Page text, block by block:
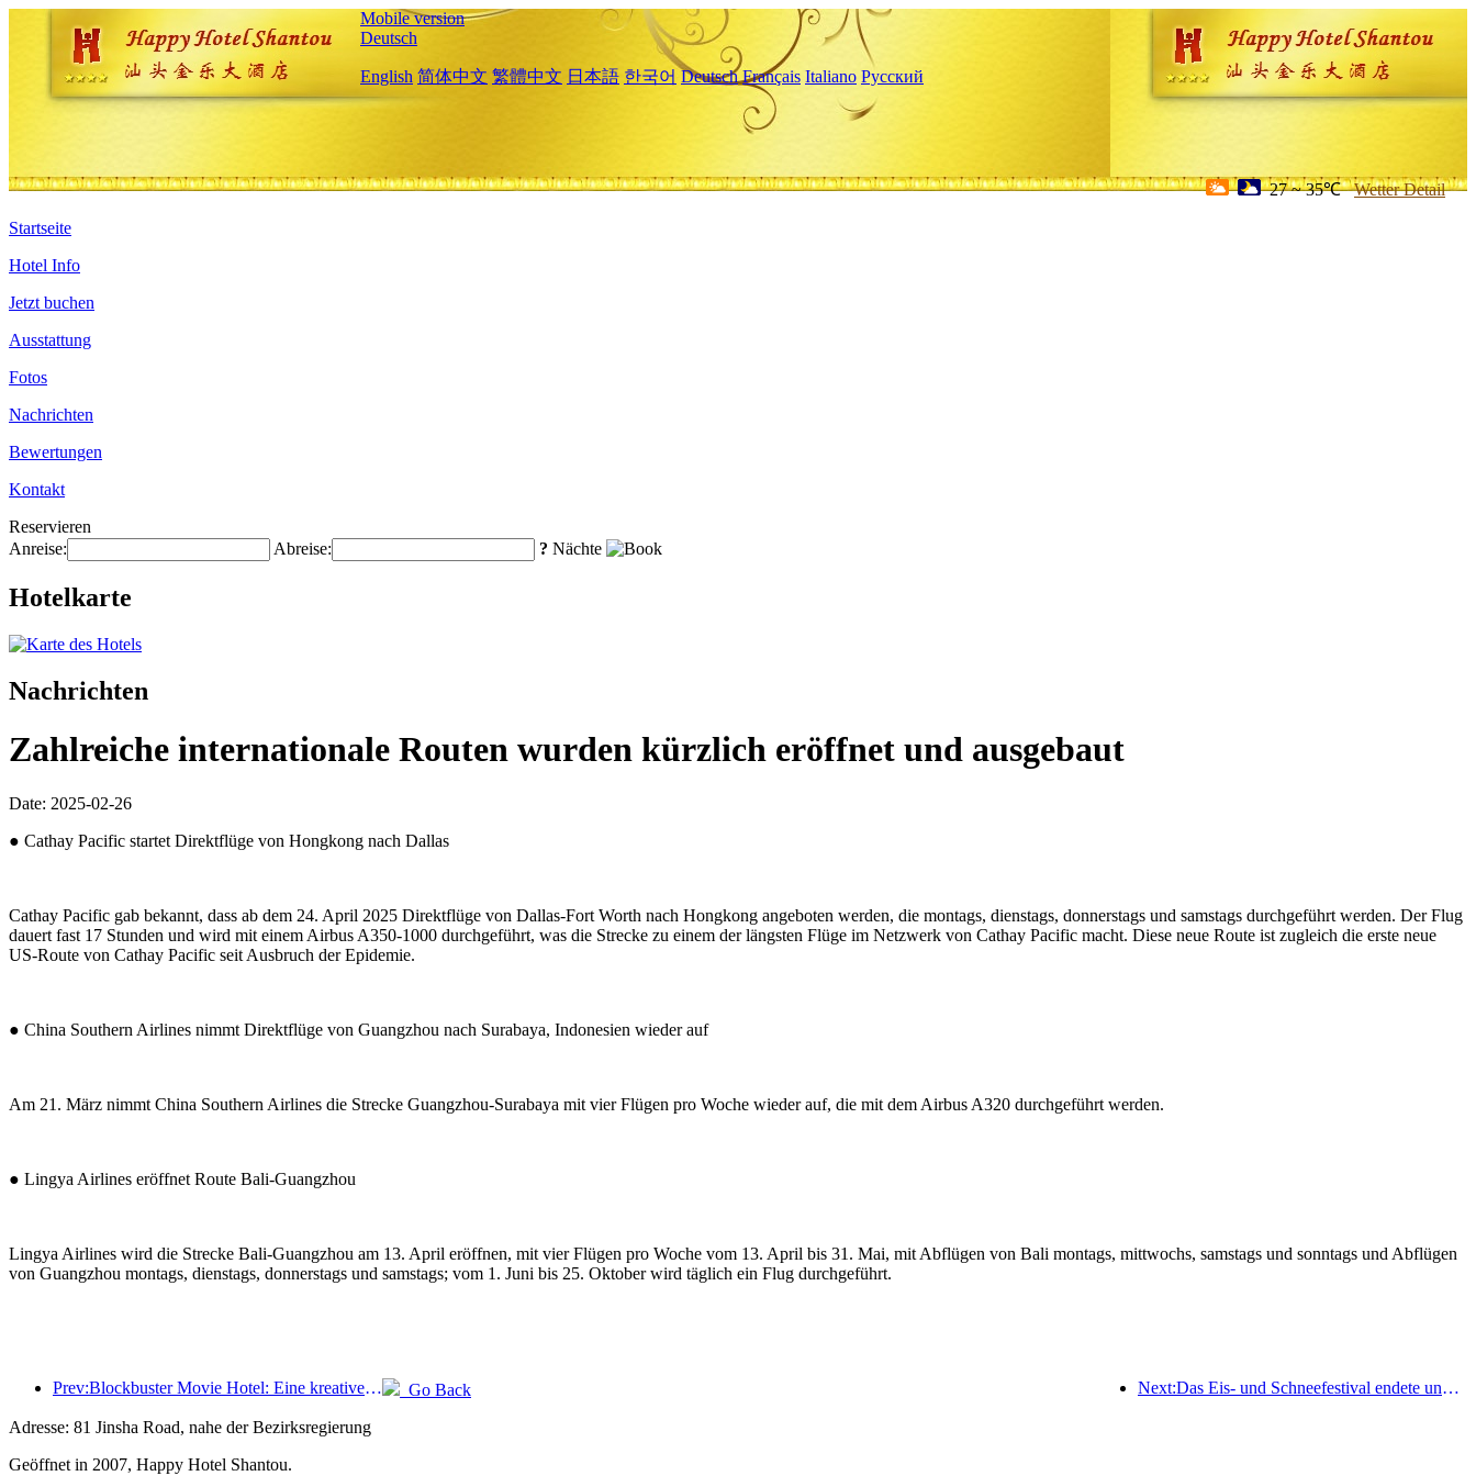
Mobile version
Deutsch
English 简体中文 繁體中文 日本語 한국어 Deutsch Français Italiano Русский
27 ~ 35℃ Wetter Detail
Startseite
Hotel Info
Jetzt buchen
Ausstattung
Fotos
Nachrichten
Bewertungen
Kontakt
Reservieren
Anreise:
Abreise: ? Nächte
Hotelkarte
Nachrichten
Zahlreiche internationale Routen wurden kürzlich eröffnet und ausgebaut
Date: 2025-02-26
● Cathay Pacific startet Direktflüge von Hongkong nach Dallas
Cathay Pacific gab bekannt, dass ab dem 24. April 2025 Direktflüge von Dallas-Fort Worth nach Hongkong angeboten werden, die montags, dienstags, donnerstags und samstags durchgeführt werden. Der Flug
dauert fast 17 Stunden und wird mit einem Airbus A350-1000 durchgeführt, was die Strecke zu einem der längsten Flüge im Netzwerk von Cathay Pacific macht. Diese neue Route ist zugleich die erste neue
US-Route von Cathay Pacific seit Ausbruch der Epidemie.
● China Southern Airlines nimmt Direktflüge von Guangzhou nach Surabaya, Indonesien wieder auf
Am 21. März nimmt China Southern Airlines die Strecke Guangzhou-Surabaya mit vier Flügen pro Woche wieder auf, die mit dem Airbus A320 durchgeführt werden.
● Lingya Airlines eröffnet Route Bali-Guangzhou
Lingya Airlines wird die Strecke Bali-Guangzhou am 13. April eröffnen, mit vier Flügen pro Woche vom 13. April bis 31. Mai, mit Abflügen von Bali montags, mittwochs, samstags und sonntags und Abflügen
von Guangzhou montags, dienstags, donnerstags und samstags; vom 1. Juni bis 25. Oktober wird täglich ein Flug durchgeführt.
Prev:Blockbuster Movie Hotel: Eine kreative Fusion aus Filmkultur und Übernachtungserlebnis Next:Das Eis- und Schneefestival endete und das Yun Hotel nahm 2025 die erste Welle des „Reichtums“ mit nach Hause
Go Back
Adresse: 81 Jinsha Road, nahe der Bezirksregierung
Geöffnet in 2007, Happy Hotel Shantou.